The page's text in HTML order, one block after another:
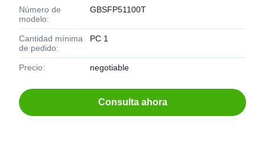
Número de
modelo:
GBSFP51100T
Cantidad mínima
de pedido:
PC 1
Precio: negotiable
Consulta ahora